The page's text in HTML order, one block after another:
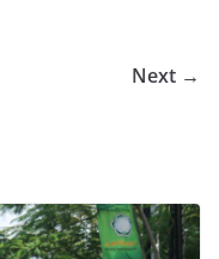
Next →